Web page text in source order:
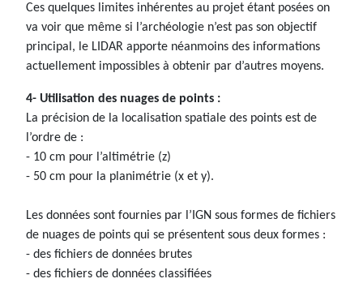
Ces quelques limites inhérentes au projet étant posées on
va voir que même si l’archéologie n’est pas son objectif
principal, le LIDAR apporte néanmoins des informations
actuellement impossibles à obtenir par d’autres moyens.
4- Utilisation des nuages de points :
La précision de la localisation spatiale des points est de
l’ordre de :
- 10 cm pour l’altimétrie (z)
- 50 cm pour la planimétrie (x et y).
Les données sont fournies par l’IGN sous formes de fichiers
de nuages de points qui se présentent sous deux formes :
- des fichiers de données brutes
- des fichiers de données classifiées